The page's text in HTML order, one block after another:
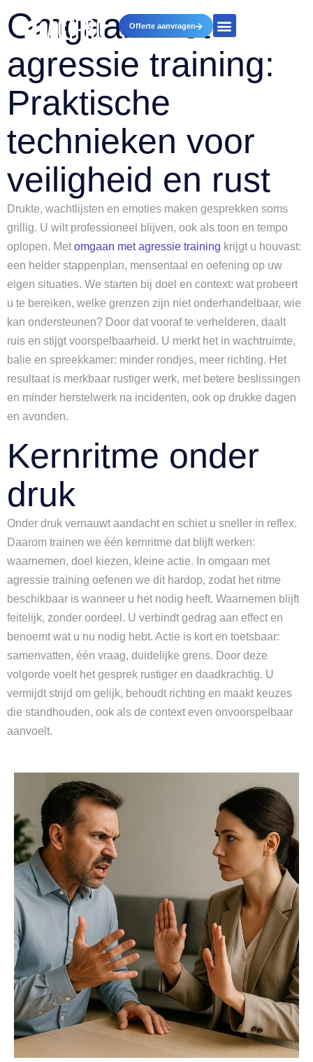
Offerte aanvragen
Omgaan met
agressie training:
Praktische
technieken voor
veiligheid en rust
Drukte, wachtlijsten en emoties maken gesprekken soms
grillig. U wilt professioneel blijven, ook als toon en tempo
oplopen. Met omgaan met agressie training krijgt u houvast:
een helder stappenplan, mensentaal en oefening op uw
eigen situaties. We starten bij doel en context: wat probeert
u te bereiken, welke grenzen zijn niet onderhandelbaar, wie
kan ondersteunen? Door dat vooraf te verhelderen, daalt
ruis en stijgt voorspelbaarheid. U merkt het in wachtruimte,
balie en spreekkamer: minder rondjes, meer richting. Het
resultaat is merkbaar rustiger werk, met betere beslissingen
en minder herstelwerk na incidenten, ook op drukke dagen
en avonden.
Kernritme onder
druk
Onder druk vernauwt aandacht en schiet u sneller in reflex.
Daarom trainen we één kernritme dat blijft werken:
waarnemen, doel kiezen, kleine actie. In omgaan met
agressie training oefenen we dit hardop, zodat het ritme
beschikbaar is wanneer u het nodig heeft. Waarnemen blijft
feitelijk, zonder oordeel. U verbindt gedrag aan effect en
benoemt wat u nu nodig hebt. Actie is kort en toetsbaar:
samenvatten, één vraag, duidelijke grens. Door deze
volgorde voelt het gesprek rustiger en daadkrachtig. U
vermijdt strijd om gelijk, behoudt richting en maakt keuzes
die standhouden, ook als de context even onvoorspelbaar
aanvoelt.